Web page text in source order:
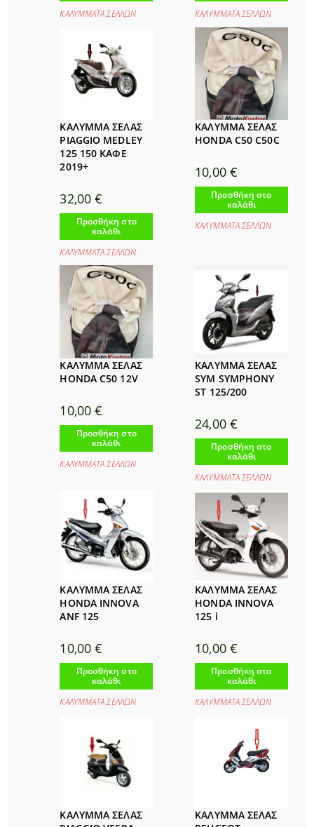
ΚΑΛΥΜΜΑΤΑ ΣΕΛΛΩΝ
ΚΑΛΥΜΜΑΤΑ ΣΕΛΛΩΝ
ΚΑΛΥΜΜΑ ΣΕΛΑΣ
PIAGGIO MEDLEY
125 150 ΚΑΦΕ
2019+
32,00€
Προσθήκη στο
καλάθι
ΚΑΛΥΜΜΑΤΑ ΣΕΛΛΩΝ
ΚΑΛΥΜΜΑ ΣΕΛΑΣ
HONDA C50 C50C
10,00 €
Προσθήκη στο
καλάθι
ΚΑΛΥΜΜΑΤΑ ΣΕΛΛΩΝ
ΚΑΛΥΜΜΑ ΣΕΛΑΣ
HONDA C50 12V
10,00€
Προσθήκη στο
καλάθι
ΚΑΛΥΜΜΑΤΑ ΣΕΛΛΩΝ
ΚΑΛΥΜΜΑ ΣΕΛΑΣ
SYM SYMPHONY
ST 125/200
24,00 €
Προσθήκη στο
καλάθι
ΚΑΛΥΜΜΑΤΑ ΣΕΛΛΩΝ
ΚΑΛΥΜΜΑ ΣΕΛΑΣ
HONDA INNOVA
ANF 125
10,00€
Προσθήκη στο
καλάθι
ΚΑΛΥΜΜΑΤΑ ΣΕΛΛΩΝ
ΚΑΛΥΜΜΑ ΣΕΛΑΣ
HONDA INNOVA
125 i
10,00 €
Προσθήκη στο
καλάθι
ΚΑΛΥΜΜΑΤΑ ΣΕΛΛΩΝ
ΚΑΛΥΜΜΑ ΣΕΛΑΣ
ΚΑΛΥΜΜΑ ΣΕΛΑΣ